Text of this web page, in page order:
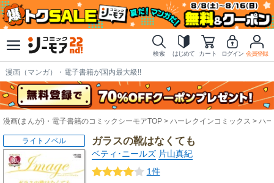
検索 はじめて カート ログイン 会員登録
漫画（マンガ）・電子書籍が国内最大級!!
漫画(まんが)・電子書籍のコミックシーモアTOP ハーレクインコミックス ハ
ガラスの靴はなくても
ベティ･ニールズ 片山真紀
1件
ライトノベル